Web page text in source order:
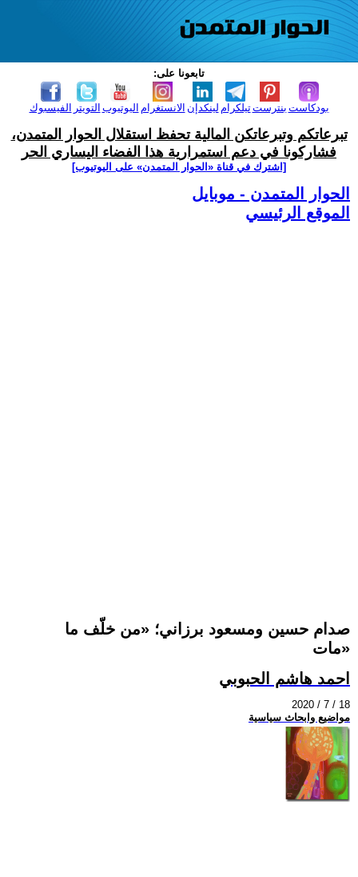
تابعونا على:
الفيسبوك التويتر اليوتيوب الانستغرام لينكدإن تيلكرامبنترست بودكاست
تبرعاتكم وتبرعاتكن المالية تحفظ استقلال الحوار المتمدن،
فشاركونا في دعم استمرارية هذا الفضاء اليساري الحر
[اشترك في قناة ‫«الحوار المتمدن» على اليوتيوب]
الحوار المتمدن - موبايل
الموقع الرئيسي
صدام حسين ومسعود برزاني؛ «من خلّف ما
مات»
احمد هاشم الحبوبي
2020 / 7 / 18
مواضيع وابحاث سياسية